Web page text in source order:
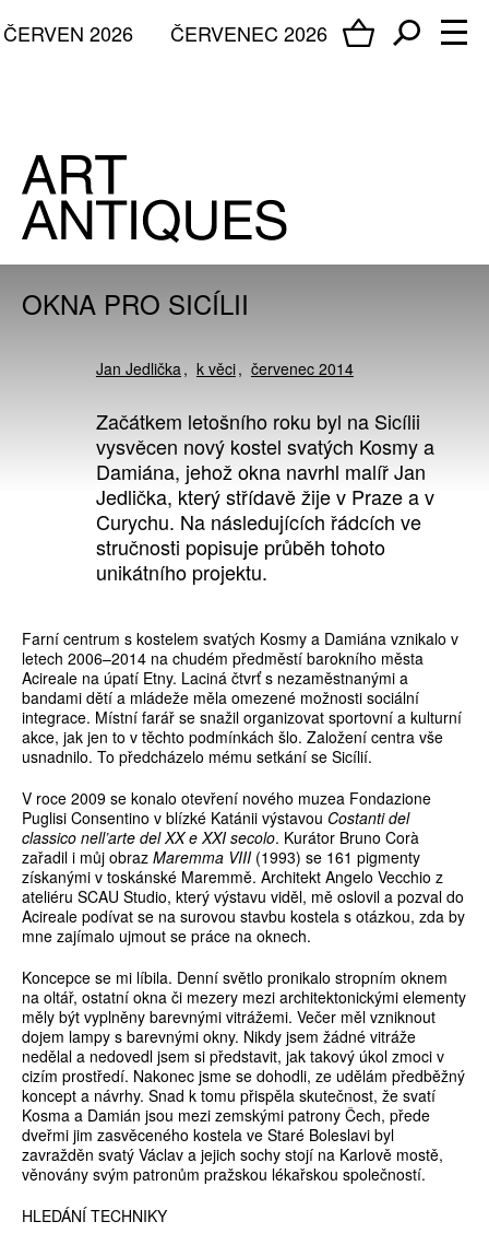
ČERVENEC 2026
ČERVEN 2026
OKNA PRO SICÍLII
Jan Jedlička k věci červenec 2014
Začátkem letošního roku byl na Sicílii
vysvěcen nový kostel svatých Kosmy a
Damiána, jehož okna navrhl malíř Jan
Jedlička, který střídavě žije v Praze a v
Curychu. Na následujících řádcích ve
stručnosti popisuje průběh tohoto
unikátního projektu.
Farní centrum s kostelem svatých Kosmy a Damiána vznikalo v
letech 2006–2014 na chudém předměstí barokního města
Acireale na úpatí Etny. Laciná čtvrť s nezaměstnanými a
bandami dětí a mládeže měla omezené možnosti sociální
integrace. Místní farář se snažil organizovat sportovní a kulturní
akce, jak jen to v těchto podmínkách šlo. Založení centra vše
usnadnilo. To předcházelo mému setkání se Sicílií.
V roce 2009 se konalo otevření nového muzea Fondazione
Puglisi Consentino v blízké Katánii výstavou Costanti del
classico nell’arte del XX e XXI secolo. Kurátor Bruno Corà
zařadil i můj obraz Maremma VIII (1993) se 161 pigmenty
získanými v toskánské Maremmě. Architekt Angelo Vecchio z
ateliéru SCAU Studio, který výstavu viděl, mě oslovil a pozval do
Acireale podívat se na surovou stavbu kostela s otázkou, zda by
mne zajímalo ujmout se práce na oknech.
Koncepce se mi líbila. Denní světlo pronikalo stropním oknem
na oltář, ostatní okna či mezery mezi architektonickými elementy
měly být vyplněny barevnými vitrážemi. Večer měl vzniknout
dojem lampy s barevnými okny. Nikdy jsem žádné vitráže
nedělal a nedovedl jsem si představit, jak takový úkol zmoci v
cizím prostředí. Nakonec jsme se dohodli, ze udělám předběžný
koncept a návrhy. Snad k tomu přispěla skutečnost, že svatí
Kosma a Damián jsou mezi zemskými patrony Čech, přede
dveřmi jim zasvěceného kostela ve Staré Boleslavi byl
zavražděn svatý Václav a jejich sochy stojí na Karlově mostě,
věnovány svým patronům pražskou lékařskou společností.
HLEDÁNÍ TECHNIKY